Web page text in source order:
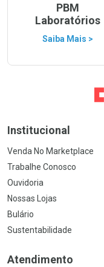
PBM
Laboratórios
Saiba Mais >
Ir
Institucional
Venda No Marketplace
Trabalhe Conosco
Ouvidoria
Nossas Lojas
Bulário
Sustentabilidade
Atendimento